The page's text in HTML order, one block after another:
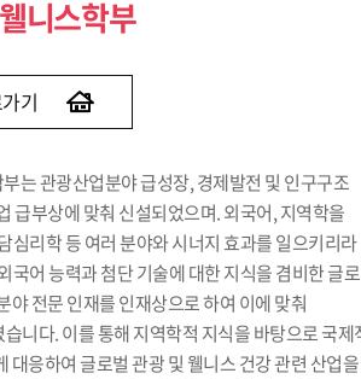
니스학부
기
는 관광산업분야 급성장, 경제발전 및 인구구조
급부상에 맞춰 신설되었으며. 외국어, 지역학을
심리학 등 여러 분야와 시너지 효과를 일으키리라
국어 능력과 첨단 기술에 대한 지식을 겸비한 글
야 전문 인재를 인재상으로 하여 이에 맞춰
니다. 이를 통해 지역학적 지식을 바탕으로 국제
대응하여 글로벌 관광 및 웰니스 건강 관련 산업을